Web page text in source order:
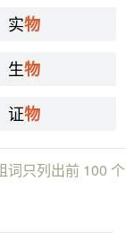
实物
生物
证物
词只列出前 100 个